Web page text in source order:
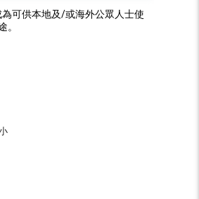
可供本地及/或海外公眾人士使
。